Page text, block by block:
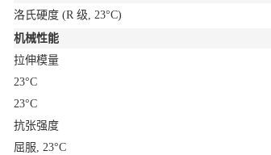
洛氏硬度 (R 级, 23°C)
机械性能
拉伸模量
23°C
23°C
抗张强度
屈服, 23°C